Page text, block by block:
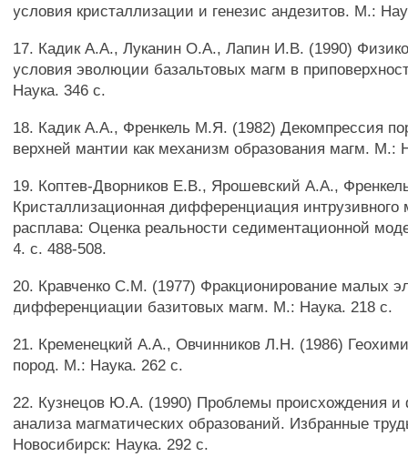
условия кристаллизации и генезис андезитов. М.:
17. Кадик A.A., Луканин O.A., Лапин И.В. (1990)
условия эволюции базальтовых магм в
Наука. 346 с.
18. Кадик A.A., Френкель М.Я. (1982) Декомпрессия
верхней мантии как механизм образования магм. М.:
19. Коптев-Дворников Е.В., Ярошевский A.A.,
Кристаллизационная дифференциация интрузивного
расплава: Оценка реальности седиментационной
4. с. 488-508.
20. Кравченко С.М. (1977) Фракционирование малых
дифференциации базитовых магм. М.: Наука. 218 с.
21. Кременецкий A.A., Овчинников Л.Н. (1986)
пород. М.: Наука. 262 с.
22. Кузнецов Ю.А. (1990) Проблемы происхождения и
анализа магматических образований. Избранные
Новосибирск: Наука. 292 с.